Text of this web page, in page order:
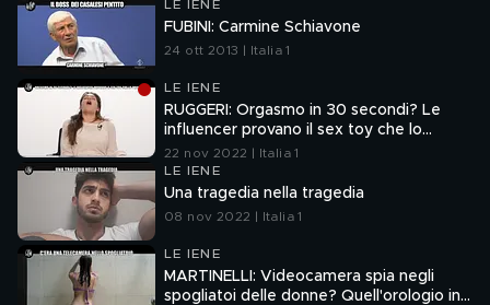
LE IENE
FUBINI: Carmine Schiavone
24 ott 2013 | Italia 1
LE IENE
RUGGERI: Orgasmo in 30 secondi? Le
influencer provano il sex toy che lo
promette
22 nov 2022 | Italia 1
LE IENE
Una tragedia nella tragedia
08 nov 2022 | Italia 1
LE IENE
MARTINELLI: Videocamera spia negli
spogliatoi delle donne? Quell'orologio in